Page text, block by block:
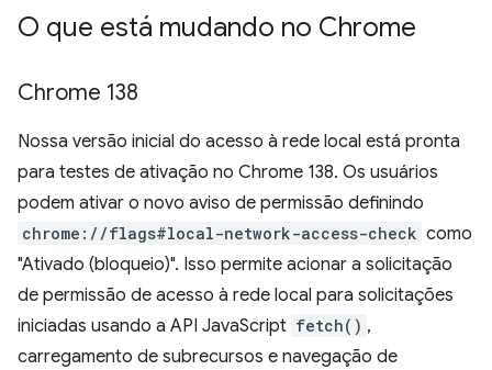
O que está mudando no Chrome
Chrome 138
Nossa versão inicial do acesso à rede local está pronta
para testes de ativação no Chrome 138. Os usuários
podem ativar o novo aviso de permissão definindo
chrome://flags#local-network-access-check como
"Ativado (bloqueio)". Isso permite acionar a solicitação
de permissão de acesso à rede local para solicitações
iniciadas usando a API JavaScript fetch() ,
carregamento de subrecursos e navegação de